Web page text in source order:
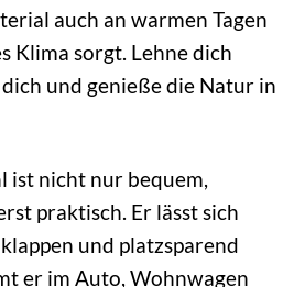
auch an warmen Tagen
Klima sorgt. Lehne dich
und genieße die Natur in
ist nicht nur bequem,
praktisch. Er lässt sich
und platzsparend
er im Auto, Wohnwagen